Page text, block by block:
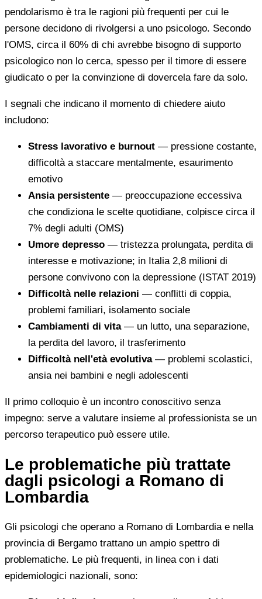
pendolarismo è tra le ragioni più frequenti per cui le
persone decidono di rivolgersi a uno psicologo. Secondo
l'OMS, circa il 60% di chi avrebbe bisogno di supporto
psicologico non lo cerca, spesso per il timore di essere
giudicato o per la convinzione di dovercela fare da solo.
I segnali che indicano il momento di chiedere aiuto
includono:
Stress lavorativo e burnout — pressione costante,
difficoltà a staccare mentalmente, esaurimento
emotivo
Ansia persistente — preoccupazione eccessiva
che condiziona le scelte quotidiane, colpisce circa il
7% degli adulti (OMS)
Umore depresso — tristezza prolungata, perdita di
interesse e motivazione; in Italia 2,8 milioni di
persone convivono con la depressione (ISTAT 2019)
Difficoltà nelle relazioni — conflitti di coppia,
problemi familiari, isolamento sociale
Cambiamenti di vita— un lutto, una separazione,
la perdita del lavoro, il trasferimento
Difficoltà nell'età evolutiva— problemi scolastici,
ansia nei bambini e negli adolescenti
Il primo colloquio è un incontro conoscitivo senza
impegno: serve a valutare insieme al professionista se un
percorso terapeutico può essere utile.
Le problematiche più trattate
dagli psicologi a Romano di
Lombardia
Gli psicologi che operano a Romano di Lombardia e nella
provincia di Bergamo trattano un ampio spettro di
problematiche. Le più frequenti, in linea con i dati
epidemiologici nazionali, sono: